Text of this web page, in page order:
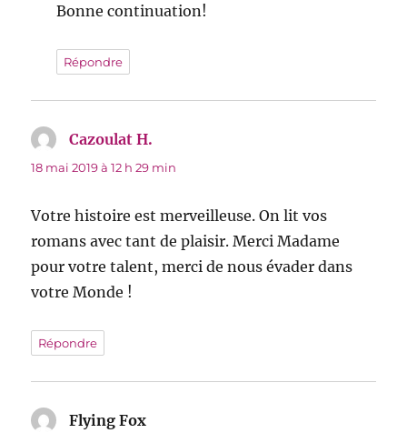
Bonne continuation!
Répondre
Cazoulat H.
18 mai 2019 à 12 h 29 min
Votre histoire est merveilleuse. On lit vos
romans avec tant de plaisir. Merci Madame
pour votre talent, merci de nous évader dans
votre Monde !
Répondre
Flying Fox